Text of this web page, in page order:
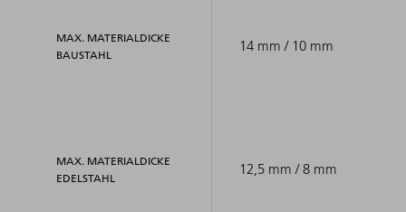
MAX. MATERIALDICKE
BAUSTAHL
MAX. MATERIALDICKE
EDELSTAHL
14 mm / 10 mm
12,5 mm / 8 mm